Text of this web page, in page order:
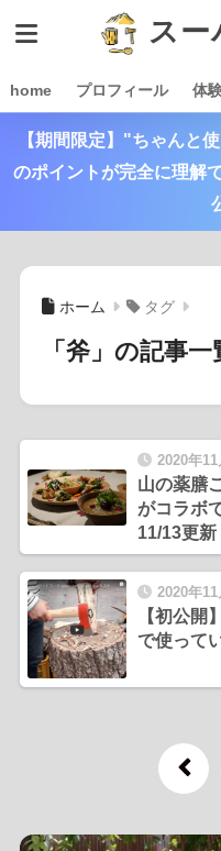
スー
home プロフィール 体
【期間限定】"ちゃんと
のポイントが完全に理解
ホーム タグ
「斧」の記事一
2020年11
山の薬膳
がコラボ
11/13更新
2020年11
【初公開
で使って